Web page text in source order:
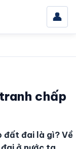
👤
chấp
đất đai là gì? Về